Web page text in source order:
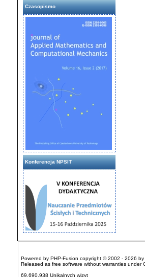
Czasopismo
Konferencja NPSIT
Powered by PHP-Fusion copyright © 2002 - 2026 by
Released as free software without warranties under
69,690,938 Unikalnych wizyt